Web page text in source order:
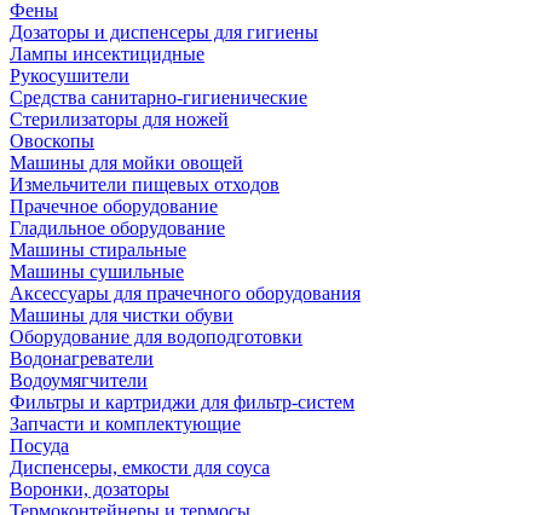
Фены
Дозаторы и диспенсеры для гигиены
Лампы инсектицидные
Рукосушители
Средства санитарно-гигиенические
Стерилизаторы для ножей
Овоскопы
Машины для мойки овощей
Измельчители пищевых отходов
Прачечное оборудование
Гладильное оборудование
Машины стиральные
Машины сушильные
Аксессуары для прачечного оборудования
Машины для чистки обуви
Оборудование для водоподготовки
Водонагреватели
Водоумягчители
Фильтры и картриджи для фильтр-систем
Запчасти и комплектующие
Посуда
Диспенсеры, емкости для соуса
Воронки, дозаторы
Термоконтейнеры и термосы